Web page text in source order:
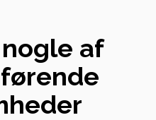
af